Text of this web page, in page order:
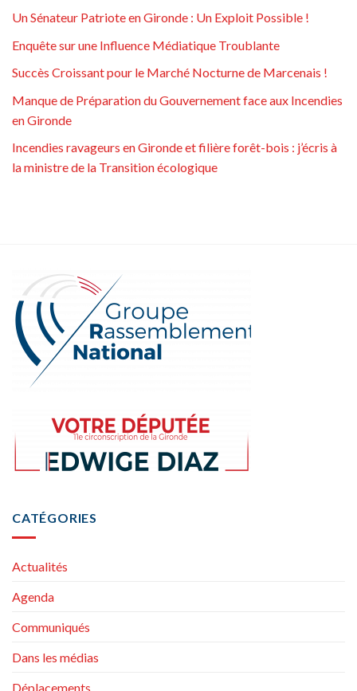
Un Sénateur Patriote en Gironde : Un Exploit Possible !
Enquête sur une Influence Médiatique Troublante
Succès Croissant pour le Marché Nocturne de Marcenais !
Manque de Préparation du Gouvernement face aux Incendies
en Gironde
Incendies ravageurs en Gironde et filière forêt-bois : j’écris à
la ministre de la Transition écologique
CATÉGORIES
Actualités
Agenda
Communiqués
Dans les médias
Déplacements